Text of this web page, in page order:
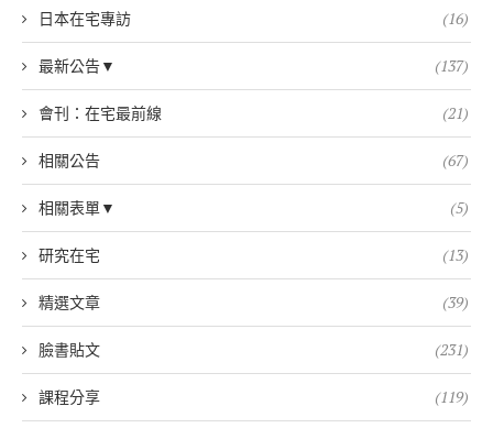
日本在宅專訪 (16)
最新公告▼ (137)
會刊：在宅最前線 (21)
相關公告 (67)
相關表單▼ (5)
研究在宅 (13)
精選文章 (39)
臉書貼文 (231)
課程分享 (119)